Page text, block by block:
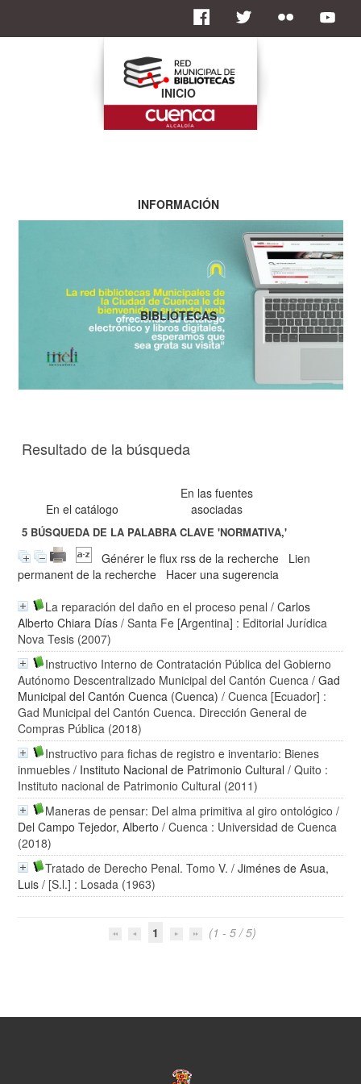
Resultado de la búsqueda
En el catálogo
En las fuentes
asociadas
5 BÚSQUEDA DE LA PALABRA CLAVE'NORMATIVA,'
Générer le flux rss de la recherche
Lien
permanent de la recherche
Hacer una sugerencia
La reparación del daño en el proceso penal /Carlos
Alberto Chiara Días / Santa Fe [Argentina] : Editorial Jurídica
Nova Tesis (2007)
Instructivo Interno de Contratación Pública del Gobierno
Autónomo Descentralizado Municipal del Cantón Cuenca /Gad
Municipal del Cantón Cuenca (Cuenca) / Cuenca [Ecuador] :
Gad Municipal del Cantón Cuenca. Dirección General de
Compras Pública (2018)
Instructivo para fichas de registro e inventario: Bienes
inmuebles / Instituto Nacional de Patrimonio Cultural / Quito :
Instituto nacional de Patrimonio Cultural (2011)
Maneras de pensar: Del alma primitiva al giro ontológico /
Del Campo Tejedor, Alberto / Cuenca : Universidad de Cuenca
(2018)
Tratado de Derecho Penal. Tomo V. /Jiménes de Asua,
Luis / [S.l.] : Losada (1963)
1 (1 - 5 / 5)
INICIO
INFORMACIÓN
BIBLIOTECAS